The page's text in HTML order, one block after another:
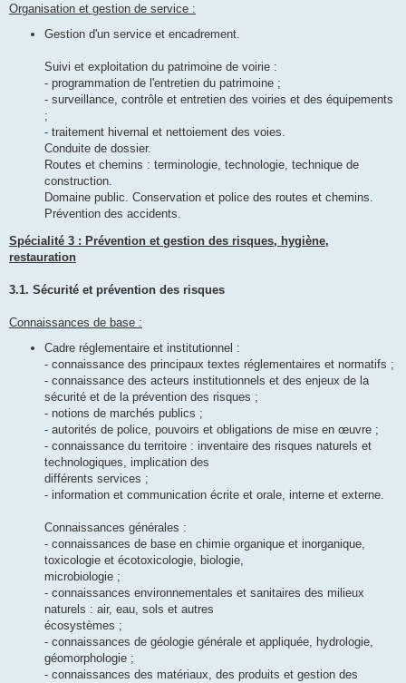
Organisation et gestion de service :
Gestion d'un service et encadrement.
Suivi et exploitation du patrimoine de voirie :
- programmation de l'entretien du patrimoine ;
- surveillance, contrôle et entretien des voiries et des équipements
;
- traitement hivernal et nettoiement des voies.
Conduite de dossier.
Routes et chemins : terminologie, technologie, technique de
construction.
Domaine public. Conservation et police des routes et chemins.
Prévention des accidents.
Spécialité 3 : Prévention et gestion des risques, hygiène,
restauration
3.1. Sécurité et prévention des risques
Connaissances de base :
Cadre réglementaire et institutionnel :
- connaissance des principaux textes réglementaires et normatifs ;
- connaissance des acteurs institutionnels et des enjeux de la
sécurité et de la prévention des risques ;
- notions de marchés publics ;
- autorités de police, pouvoirs et obligations de mise en œuvre ;
- connaissance du territoire : inventaire des risques naturels et
technologiques, implication des
différents services ;
- information et communication écrite et orale, interne et externe.
Connaissances générales :
- connaissances de base en chimie organique et inorganique,
toxicologie et écotoxicologie, biologie,
microbiologie ;
- connaissances environnementales et sanitaires des milieux
naturels : air, eau, sols et autres
écosystèmes ;
- connaissances de géologie générale et appliquée, hydrologie,
géomorphologie ;
- connaissances des matériaux, des produits et gestion des